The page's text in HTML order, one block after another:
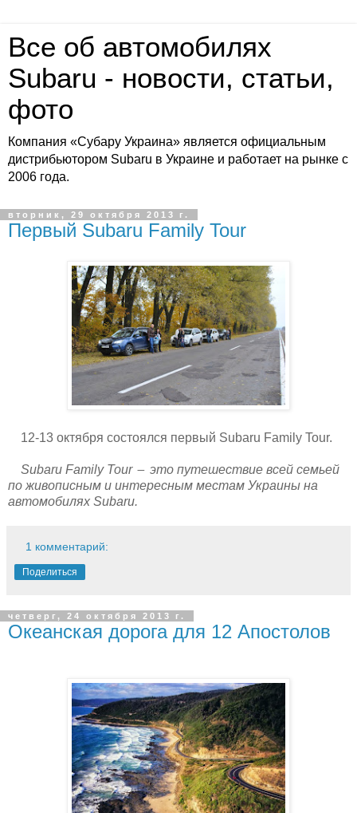
Все об автомобилях
Subaru - новости, статьи,
фото
Компания «Субару Украина» является официальным
дистрибьютором Subaru в Украине и работает на рынке с
2006 года.
вторник, 29 октября 2013 г.
Первый Subaru Family Tour
12-13 октября состоялся первый Subaru Family Tour.
Subaru Family Tour ― это путешествие всей семьей
по живописным и интересным местам Украины на
автомобилях Subaru.
1 комментарий:
Поделиться
четверг, 24 октября 2013 г.
Океанская дорога для 12 Апостолов